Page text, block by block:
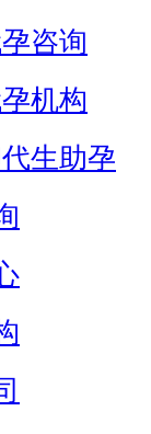
咨询
机构
生助孕